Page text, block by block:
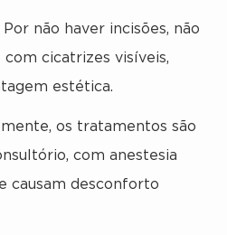
Por não haver incisões, não
com cicatrizes visíveis,
estética.
os tratamentos são
com anestesia
causam desconforto